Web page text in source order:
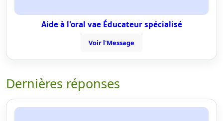
Aide à l'oral vae Éducateur spécialisé
Voir l'Message
Dernières réponses